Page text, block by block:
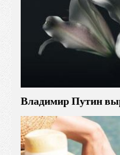
Владимир Путин